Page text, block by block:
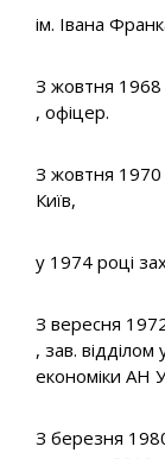
ім. Івана
З жовтня 1968
, офіцер.
З жовтня 1970
Київ,
у 1974 році
З вересня
, зав. відділом
економіки АН
З березня